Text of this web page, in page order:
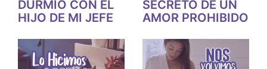
DURMIÓ CON EL
HIJO DE MI JEFE
SECRETO DE UN
AMOR PROHIBIDO